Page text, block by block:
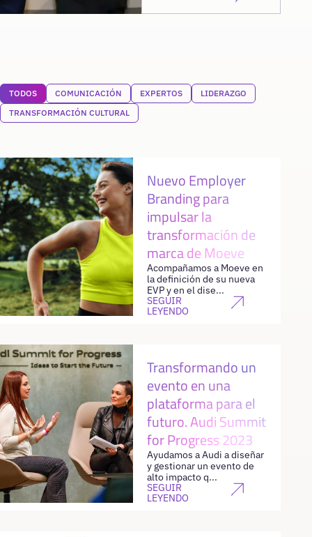
COMUNICACIÓN EXPERTOS
LIDERAZGO
TRANSFORMACIÓN CULTURAL
TODOS
Nuevo Employer
Branding para
impulsar la
transformación de
marca de Moeve
Acompañamos a Moeve en
la definición de su nueva
EVP y en el dise...
SEGUIR
LEYENDO
Transformando un
evento en una
plataforma para el
futuro. Audi Summit
for Progress 2023
Ayudamos a Audi a diseñar
y gestionar un evento de
alto impacto q...
SEGUIR
LEYENDO